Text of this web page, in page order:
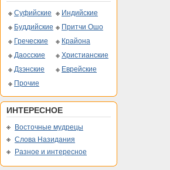
Суфийские
Индийские
Буддийские
Притчи Ошо
Греческие
Крайона
Даосские
Христианские
Дзэнские
Еврейские
Прочие
ИНТЕРЕСНОЕ
Восточные мудрецы
Слова Назидания
Разное и интересное